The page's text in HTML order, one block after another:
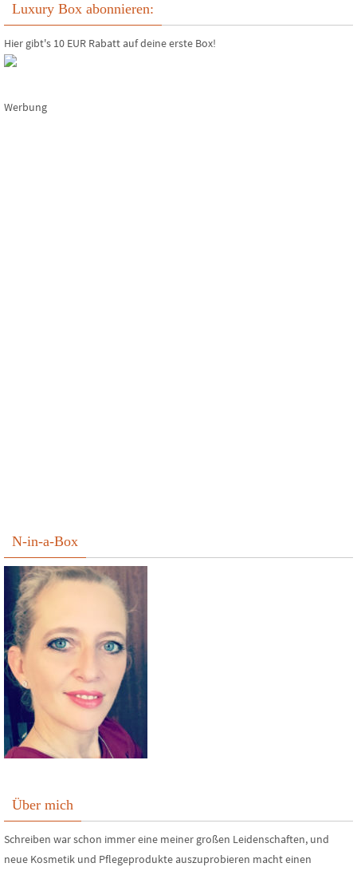
Luxury Box abonnieren:
Hier gibt's 10 EUR Rabatt auf deine erste Box!
Werbung
N-in-a-Box
Über mich
Schreiben war schon immer eine meiner großen Leidenschaften, und
neue Kosmetik und Pflegeprodukte auszuprobieren macht einen